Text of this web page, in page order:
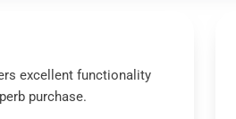
excellent functionality
purchase.